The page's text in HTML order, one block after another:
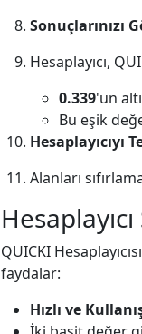
Sonuçlarınızı
Hesaplayıcı,
0.339'un
Bu eşik
Hesaplayıcıyı
Alanları
QUICKI
faydalar:
Hızlı ve